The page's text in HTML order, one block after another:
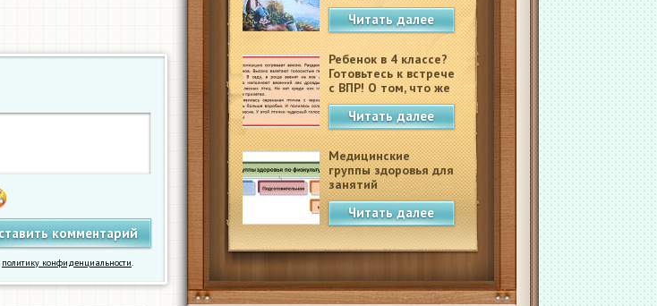
Читать далее
Ребенок в 4 классе?
Готовьтесь к встрече
с ВПР! О том, что же
это такое.
Читать далее
Медицинские
группы здоровья для
занятий
физкультурой в
школеЧитать далее
политику конфиденциальности.